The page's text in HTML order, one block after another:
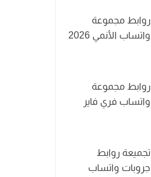
روابط مجموعة
واتساب الأنمي 2026
روابط مجموعة
واتساب فري فاير
تجميعة روابط
جروبات واتساب